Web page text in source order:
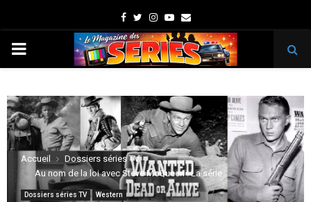
Facebook
TwitterInstagram
Youtube
Email
PRIMARY
Accueil
Dossiers séries TV
Au nom de la loi avec Steve McQueen : La série
Dossiers séries TV Western